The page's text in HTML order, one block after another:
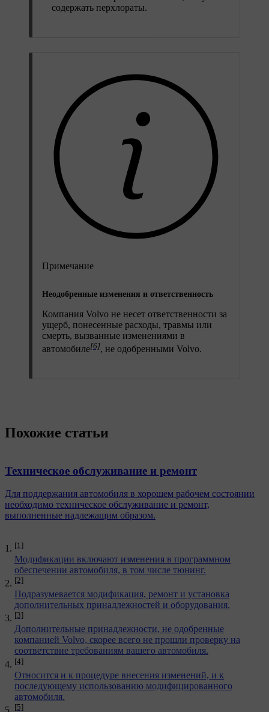
содержать перхлораты.
Примечание
Неодобренные изменения и ответственность
Компания Volvo не несет ответственности за
ущерб, понесенные расходы, травмы или
смерть, вызванные изменениями в
автомобиле[6], не одобренными Volvo.
[1]
Модификации включают изменения в программном
обеспечении автомобиля, в том числе тюнинг.
[2]
Подразумевается модификация, ремонт и установка
дополнительных принадлежностей и оборудования.
[3]
Дополнительные принадлежности, не одобренные
компанией Volvo, скорее всего не прошли проверку на
соответствие требованиям вашего автомобиля.
[4]
Относится и к процедуре внесения изменений, и к
последующему использованию модифицированного
автомобиля.
[5]
Похожие статьи
Техническое обслуживание и ремонт
Для поддержания автомобиля в хорошем рабочем состоянии
необходимо техническое обслуживание и ремонт,
выполненные надлежащим образом.